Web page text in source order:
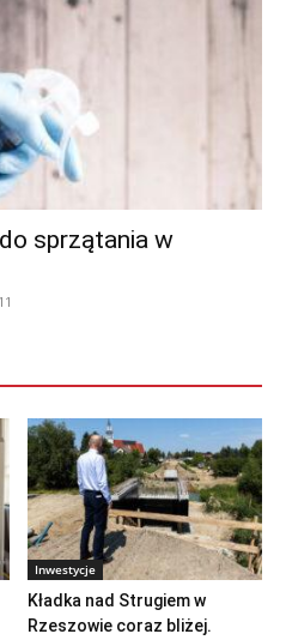
sprzątania w
Inwestycje
Kładka nad Strugiem w
Rzeszowie coraz bliżej.